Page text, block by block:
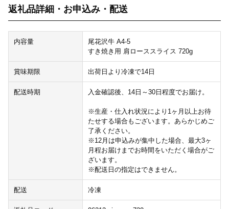
返礼品詳細・お申込み・配送
内容量
尾花沢牛 A4-5
すき焼き用 肩ローススライス 720g
賞味期限 出荷日より冷凍で14日
配送時期 入金確認後、14日～30日程度でお届け。
※生産・仕入れ状況により1ヶ月以上お待
たせする場合もございます。あらかじめご
了承ください。
※12月は申込みが集中した場合、最大3ヶ
月程お届けまでお時間をいただく場合がご
ざいます。
※配送日の指定はできません。
配送 冷凍